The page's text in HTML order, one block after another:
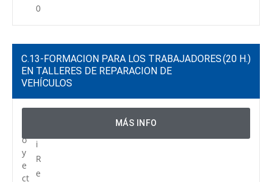
0
C.13-FORMACION PARA LOS TRABAJADORES
EN TALLERES DE REPARACION DE
VEHÍCULOS
(20 H.)
o
y
e
ct
i
R
e
MÁS INFO